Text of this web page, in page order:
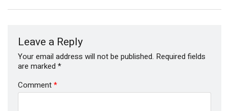
Leave a Reply
Your email address will not be published. Required fields
are marked *
Comment*